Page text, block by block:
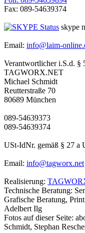
Fax: 089-54639374
skype
Email: info@laim-
Verantwortlicher i.S.d. §
TAGWORX.NET
Michael Schmidt
Reutterstraße 70
80689 München
089-54639373
089-54639374
USt-IdNr. gemäß § 27 a
Email: info@tagworx.net
Realisierung:
Technische Beratung:
Grafische Beratung,
Adelbert Ilg
Fotos auf dieser Seite:
Schmidt, Stephan